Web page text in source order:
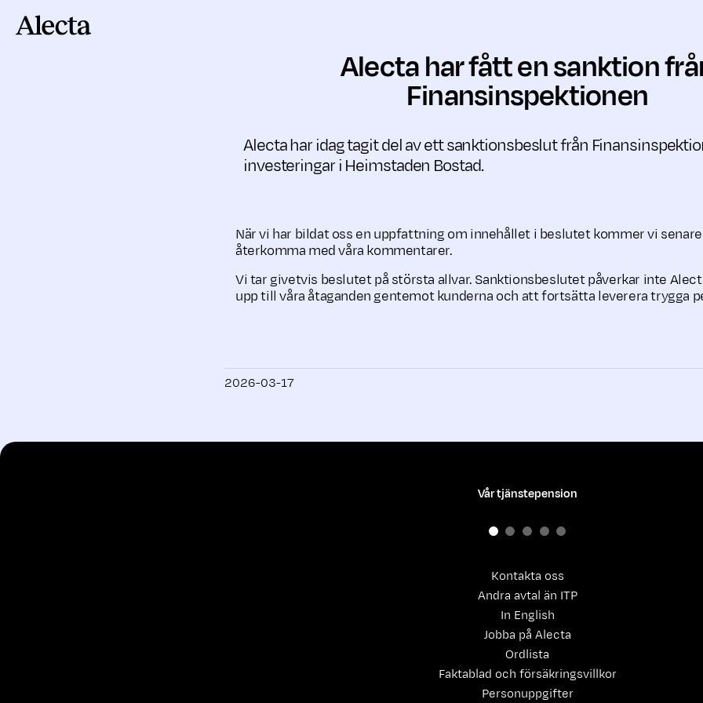
Alecta har fått en sanktion
Finansinspektionen
Alecta har idag tagit del av ett sanktionsbeslut från
investeringar i Heimstaden Bostad.
När vi har bildat oss en uppfattning om innehållet i beslutet kommer vi
återkomma med våra kommentarer.
Vi tar givetvis beslutet på största allvar. Sanktionsbeslutet påverkar inte
upp till våra åtaganden gentemot kunderna och att fortsätta leverera trygga
2026-03-17
Kontakta oss
Andra avtal än ITP
In English
Jobba på Alecta
Ordlista
Faktablad och försäkringsvillkor
Personuppgifter
Vår tjänstepension